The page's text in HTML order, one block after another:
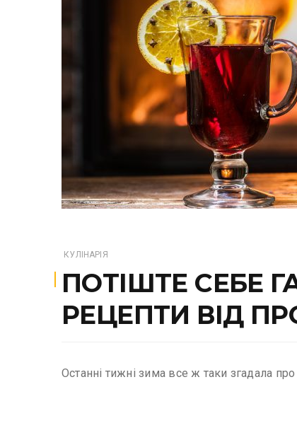
КУЛІНАРІЯ
ПОТІШТЕ СЕБЕ
РЕЦЕПТИ ВІД
Останні тижні зима все ж таки згадала